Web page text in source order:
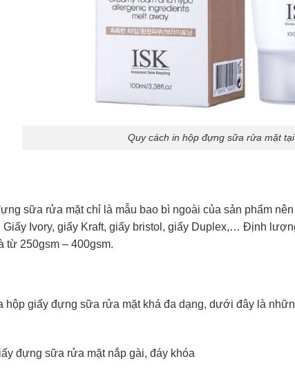
Quy cách in hộp đựng sữa rửa mặt
sữa rửa mặt chỉ là mẫu bao bì ngoài của sản phẩm
Giấy Ivory, giấy Kraft, giấy bristol, giấy Duplex,… Định
từ 250gsm – 400gsm.
hộp giấy đựng sữa rửa mặt khá đa dạng, dưới đây là
đựng sữa rửa mặt nắp gài, đáy khóa